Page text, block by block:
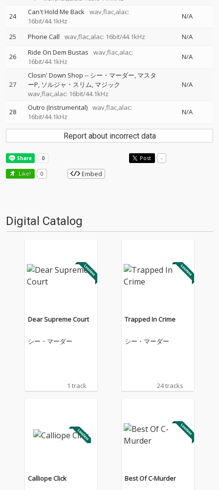
24 Can't Hold Me Back wav,flac,alac:
16bit/44.1kHz
N/A
25 Phone Call wav,flac,alac: 16bit/44.1kHz N/A
26 Ride On Dem Bustas
wav,flac,alac:
16bit/44.1kHz
N/A
27
Closin' Down Shop -- シー・マーダー マスタ
ーP ソルジャ・スリム マジック
wav,flac,alac: 16bit/44.1kHz
N/A
28 Outro (Instrumental) wav,flac,alac:
16bit/44.1kHz
N/A
Report about incorrect data
Post -
Like! 0 Embed
Digital Catalog
Dear Supreme Court
シー・マーダー
1 track
Trapped In Crime
シー・マーダー
24 tracks
Calliope Click Best Of C-Murder